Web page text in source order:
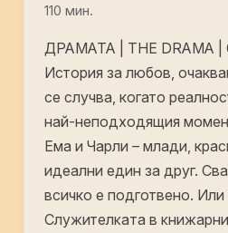
110 мин.
ДРАМАТА | THE DRAMA |
История за любов,
се случва, когато
най-неподходящия
Ема и Чарли – млади,
идеални един за друг.
всичко е подготвено. Или
Cлyжитeлĸaтa в